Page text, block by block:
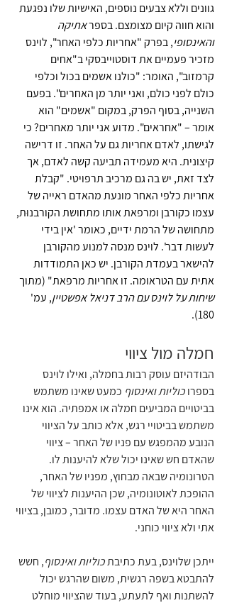
גוונים וללא צבעים נוספים, האישיות שלו נפגעת
והוא חווה קיום מצומצם. בספר אתיקה
והאינסופי, בפרק "אחריות כלפי האחר", לוינס
מזכיר פעמיים את דוסטוייבסקי ב"אחים
קרמזוב", האומר: "כולנו אשמים בכול וכלפי
כולם לפני כולם, ואני יותר מן האחרים". בפעם
השנייה, בסוף הפרק, במקום "אשמים" הוא
אומר – "אחראים". מדוע אני יותר מאחרים? כי
לגישתו, לאדם אחריות גם על האחר. זו דרישה
קיצונית. היא מעמידה תביעה קשה לאדם, אך
לצד זאת, יש בה גם מרכיב תרפויטי. "קבלת
אחריות כלפי האחר מונעת מהאדם ראייה של
עצמו כקורבן ומרפאת אותו מתחושת הקורבנוּת,
מתחושה של הרמת ידיים, כאומר 'אין בידי
לעשות דבר'. לוינס מנסה למנוע מהקורבן
להישאר בעמדת הקורבן. יש כאן התמודדות
אתית עם הטראומה. זו אחריות מרפאת" (מתוך
שיחות על לוינס עם הרב דניאל אפשטיין, עמ'
180).
חמלה מול ציווי
הבודהיזם עוסק רבות בחמלה, ואילו לוינס
בספרו כוליות ואינסוף כמעט שאינו משתמש
בביטויים המביעים חמלה או אמפתיה. הוא אינו
משתמש בביטויי רגש, אלא כותב על הציווי
הנובע מהמפגש עם פניו של האחר – ציווי
שהאדם חש שאינו יכול שלא להיענות לו.
הטרונומיה שבאה מבחוץ, מפניו של האחר,
ההופכת לאוטונומיה, שכן ההיענות לציווי של
האחר היא של האדם עצמו. מדובר, כמובן, בציווי
אתי ולא ציווי כוחני.
ייתכן שלוינס, בעת כתיבת כוליות ואינסוף, חשש
להתבטא בשפה רגשית, משום שהרגש יכול
להשתנות ואף לתעתע, בעוד שהציווי מוחלט